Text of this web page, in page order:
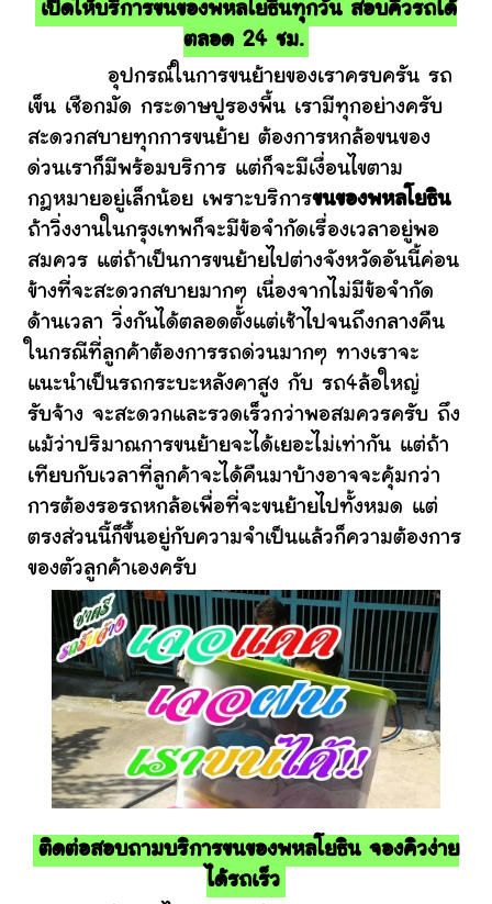
เปิดให้บริการขนของพหลโยธินทุกวัน สอบคิวรถได้
ตลอด 24 ชม.
อุปกรณ์ในการขนย้ายของเราครบครัน รถ
เข็น เชือกมัด กระดาษปูรองพื้น เรามีทุกอย่างครับ
สะดวกสบายทุกการขนย้าย ต้องการหกล้อขนของ
ด่วนเราก็มีพร้อมบริการ แต่ก็จะมีเงื่อนไขตาม
กฎหมายอยู่เล็กน้อย เพราะบริการขนของพหลโยธิน
ถ้าวิ่งงานในกรุงเทพก็จะมีข้อจำกัดเรื่องเวลาอยู่พอ
สมควร แต่ถ้าเป็นการขนย้ายไปต่างจังหวัดอันนี้ค่อน
ข้างที่จะสะดวกสบายมากๆ เนื่องจากไม่มีข้อจำกัด
ด้านเวลา วิ่งกันได้ตลอดตั้งแต่เช้าไปจนถึงกลางคืน
ในกรณีที่ลูกค้าต้องการรถด่วนมากๆ ทางเราจะ
แนะนำเป็นรถกระบะหลังคาสูง กับ รถ4ล้อใหญ่
รับจ้าง จะสะดวกและรวดเร็วกว่าพอสมควรครับ ถึง
แม้ว่าปริมาณการขนย้ายจะได้เยอะไม่เท่ากัน แต่ถ้า
เทียบกับเวลาที่ลูกค้าจะได้คืนมาบ้างอาจจะคุ้มกว่า
การต้องรอรถหกล้อเพื่อที่จะขนย้ายไปทั้งหมด แต่
ตรงส่วนนี้ก็ขึ้นอยู่กับความจำเป็นแล้วก็ความต้องการ
ของตัวลูกค้าเองครับ
ติดต่อสอบถามบริการขนของพหลโยธิน จองคิวง่าย
ได้รถเร็ว